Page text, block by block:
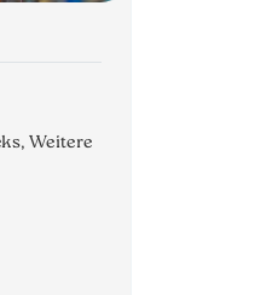
Weitere